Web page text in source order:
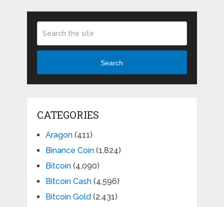
Search
CATEGORIES
Aragon(411)
Binance Coin(1,824)
Bitcoin(4,090)
Bitcoin Cash(4,596)
Bitcoin Gold (2,431)